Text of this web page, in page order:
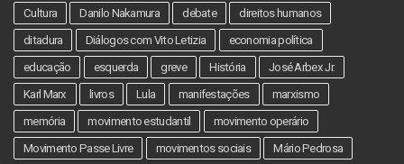
Cultura
Danilo Nakamura debate
direitos humanos
ditadura
Diálogos com Vito Letizia
economia política
educação
esquerda greve História
José Arbex Jr.
Karl Marx
livros Lula manifestações
marxismo
memória
movimento estudantil
movimento operário
Movimento Passe Livre
movimentos sociais Mário Pedrosa